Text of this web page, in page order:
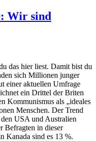
Wir sind
das hier liest. Damit bist du
sich Millionen junger
einer aktuellen Umfrage
ein Drittel der Briten
Kommunismus als „ideales
Menschen. Der Trend
USA und Australien
Befragten in dieser
Kanada sind es 13 %.